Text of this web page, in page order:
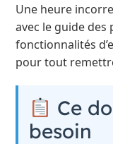
Une heure
avec le guide des
fonctionnalités
pour tout
Ce
besoin